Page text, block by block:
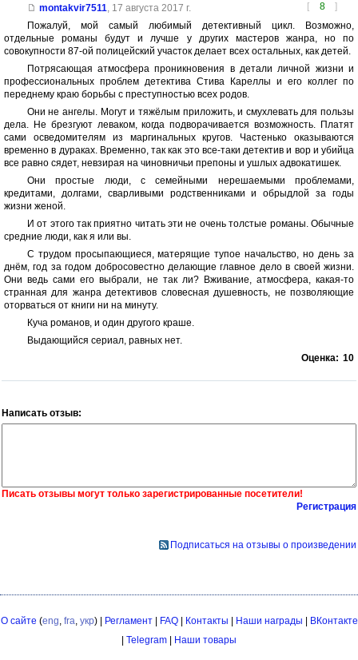
[ 8 ]
montakvir7511, 17 августа 2017 г.
Пожалуй, мой самый любимый детективный цикл. Возможно,
отдельные романы будут и лучше у других мастеров жанра, но по
совокупности 87-ой полицейский участок делает всех остальных, как детей.
Потрясающая атмосфера проникновения в детали личной жизни и
профессиональных проблем детектива Стива Кареллы и его коллег по
переднему краю борьбы с преступностью всех родов.
Они не ангелы. Могут и тяжёлым приложить, и смухлевать для пользы
дела. Не брезгуют леваком, когда подворачивается возможность. Платят
сами осведомителям из маргинальных кругов. Частенько оказываются
временно в дураках. Временно, так как это все-таки детектив и вор и убийца
все равно сядет, невзирая на чиновничьи препоны и ушлых адвокатишек.
Они простые люди, с семейными нерешаемыми проблемами,
кредитами, долгами, сварливыми родственниками и обрыдлой за годы
жизни женой.
И от этого так приятно читать эти не очень толстые романы. Обычные
средние люди, как я или вы.
С трудом просыпающиеся, матерящие тупое начальство, но день за
днём, год за годом добросовестно делающие главное дело в своей жизни.
Они ведь сами его выбрали, не так ли? Вживание, атмосфера, какая-то
странная для жанра детективов словесная душевность, не позволяющие
оторваться от книги ни на минуту.
Куча романов, и один другого краше.
Выдающийся сериал, равных нет.
Оценка: 10
Написать отзыв:
Писать отзывы могут только зарегистрированные посетители!
Регистрация
Подписаться на отзывы о произведении
О сайте (eng, fra, укр) | Регламент| FAQ| Контакты Наши награды
ВКонтакте
Telegram Наши товары